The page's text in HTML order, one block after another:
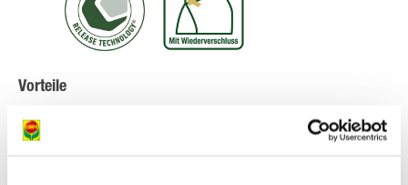
Vorteile
einzigartiger, rein organischer Langzeitdünger für
alle Gehölz-Arten, Koniferen, immergrüne Hecken &